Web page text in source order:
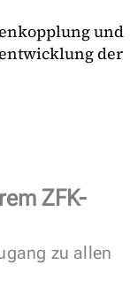
und
der
ZFK-
zu allen